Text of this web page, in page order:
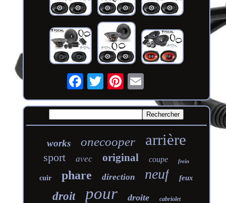
works onecooper arrière
sport avec original coupe frein
cuir phare direction neuf feux
droit pour droite cabriolet